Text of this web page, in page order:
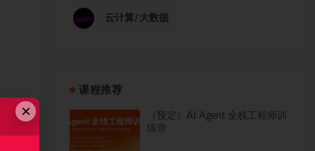
云计算/大数据
课程推荐
（预定）AI Agent 全栈工程师训
练营
×